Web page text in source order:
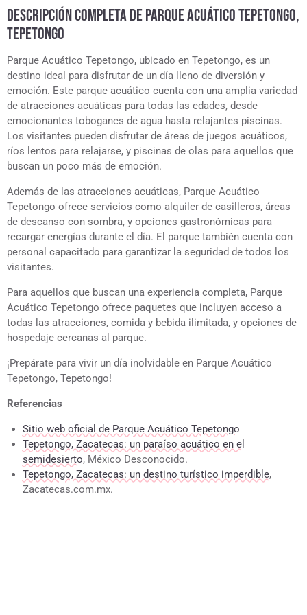
DESCRIPCIÓN COMPLETA DE PARQUE ACUÁTICO TEPETONGO,
TEPETONGO
Parque Acuático Tepetongo, ubicado en Tepetongo, es un
destino ideal para disfrutar de un día lleno de diversión y
emoción. Este parque acuático cuenta con una amplia variedad
de atracciones acuáticas para todas las edades, desde
emocionantes toboganes de agua hasta relajantes piscinas.
Los visitantes pueden disfrutar de áreas de juegos acuáticos,
ríos lentos para relajarse, y piscinas de olas para aquellos que
buscan un poco más de emoción.
Además de las atracciones acuáticas, Parque Acuático
Tepetongo ofrece servicios como alquiler de casilleros, áreas
de descanso con sombra, y opciones gastronómicas para
recargar energías durante el día. El parque también cuenta con
personal capacitado para garantizar la seguridad de todos los
visitantes.
Para aquellos que buscan una experiencia completa, Parque
Acuático Tepetongo ofrece paquetes que incluyen acceso a
todas las atracciones, comida y bebida ilimitada, y opciones de
hospedaje cercanas al parque.
¡Prepárate para vivir un día inolvidable en Parque Acuático
Tepetongo, Tepetongo!
Referencias
Sitio web oficial de Parque Acuático Tepetongo
Tepetongo, Zacatecas: un paraíso acuático en el
semidesierto, México Desconocido.
Tepetongo, Zacatecas: un destino turístico imperdible,
Zacatecas.com.mx.